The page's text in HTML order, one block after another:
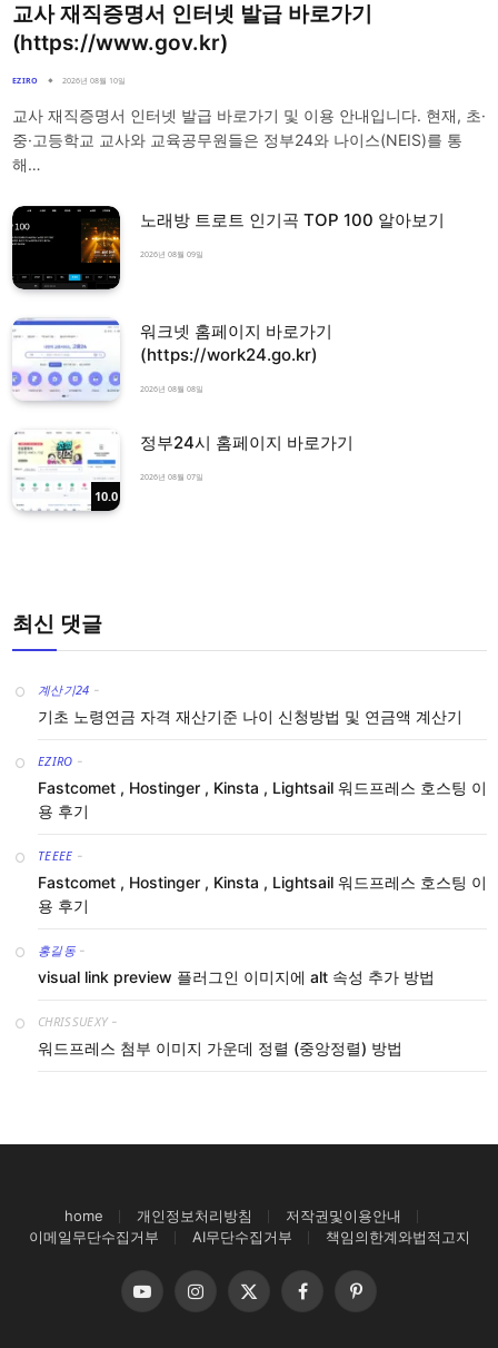
교사 재직증명서 인터넷 발급 바로가기
(https://www.gov.kr)
EZIRO 2026년 08월 10일
교사 재직증명서 인터넷 발급 바로가기 및 이용 안내입니다. 현재, 초·
중·고등학교 교사와 교육공무원들은 정부24와 나이스(NEIS)를 통
해…
노래방 트로트 인기곡 TOP 100 알아보기
2026년 08월 09일
워크넷 홈페이지 바로가기
(https://work24.go.kr)
2026년 08월 08일
10.0
정부24시 홈페이지 바로가기
2026년 08월 07일
최신 댓글
계산기24 -
기초 노령연금 자격 재산기준 나이 신청방법 및 연금액 계산기
EZIRO -
Fastcomet , Hostinger , Kinsta , Lightsail 워드프레스 호스팅 이
용 후기
TEEEE -
Fastcomet , Hostinger , Kinsta , Lightsail 워드프레스 호스팅 이
용 후기
홍길동 -
visual link preview 플러그인 이미지에 alt 속성 추가 방법
CHRISSUEXY -
워드프레스 첨부 이미지 가운데 정렬 (중앙정렬) 방법
home 개인정보처리방침
저작권및이용안내
이메일무단수집거부
AI무단수집거부 책임의한계와법적고지
YouTubeInstagram
X
FacebookPinterest